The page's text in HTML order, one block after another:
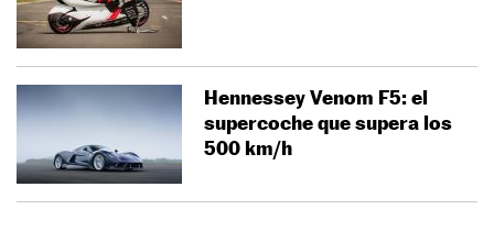
Hennessey Venom F5: el
supercoche que supera los
500 km/h